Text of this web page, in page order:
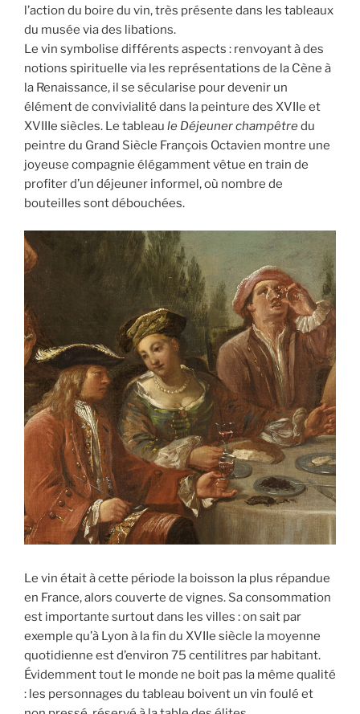
l’action du boire du vin, très présente dans les tableaux
du musée via des libations.
Le vin symbolise différents aspects : renvoyant à des
notions spirituelle via les représentations de la Cène à
la Renaissance, il se sécularise pour devenir un
élément de convivialité dans la peinture des XVIIe et
XVIIIe siècles. Le tableau le Déjeuner champêtredu
peintre du Grand Siècle François Octavien montre une
joyeuse compagnie élégamment vêtue en train de
profiter d’un déjeuner informel, où nombre de
bouteilles sont débouchées.
Le vin était à cette période la boisson la plus répandue
en France, alors couverte de vignes. Sa consommation
est importante surtout dans les villes : on sait par
exemple qu’à Lyon à la fin du XVIIe siècle la moyenne
quotidienne est d’environ 75 centilitres par habitant.
Évidemment tout le monde ne boit pas la même qualité
: les personnages du tableau boivent un vin foulé et